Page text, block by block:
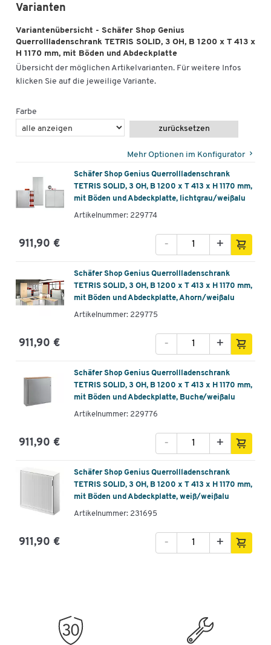
Qualität, die bleibt.
30 Jahre Garantie auf 5.000 Artikel
Sie wollen bei Ihrer Arbeitsplatzausstattung an die Zukunft denken
und längerfristig planen?
verschiedenster Produkte, sondern überzeugt vor allem auch mit
ihrer 100%igen Schäfer Shop-Qualität.
Deshalb erhöhen wir bei 5.000 Artikeln unsere Garantie dauerhaft
von 10 auf 30 Jahre!
Investieren Sie jetzt in Ausstattung nicht nur für heute,
sondern für die kommenden Jahrzehnte.
Varianten
Variantenübersicht - Schäfer Shop Genius
Querrollladenschrank TETRIS SOLID, 3 OH, B 1200 x T 413 x
H 1170 mm, mit Böden und Abdeckplatte
Übersicht der möglichen Artikelvarianten. Für weitere Infos
klicken Sie auf die jeweilige Variante.
Farbe
zurücksetzen
Mehr Optionen im Konfigurator
Schäfer Shop Genius Querrollladenschrank
TETRIS SOLID, 3 OH, B 1200 x T 413 x H 1170 mm,
mit Böden und Abdeckplatte, lichtgrau/weißalu
Artikelnummer: 229774
911,90 € +
-
Schäfer Shop Genius Querrollladenschrank
TETRIS SOLID, 3 OH, B 1200 x T 413 x H 1170 mm,
mit Böden und Abdeckplatte, Ahorn/weißalu
Artikelnummer: 229775
911,90 € +
-
Schäfer Shop Genius Querrollladenschrank
TETRIS SOLID, 3 OH, B 1200 x T 413 x H 1170 mm,
mit Böden und Abdeckplatte, Buche/weißalu
Artikelnummer: 229776
911,90 € +
-
Schäfer Shop Genius Querrollladenschrank
TETRIS SOLID, 3 OH, B 1200 x T 413 x H 1170 mm,
mit Böden und Abdeckplatte, weiß/weißalu
Artikelnummer: 231695
911,90 € +
-